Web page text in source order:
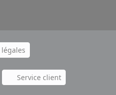
Service client